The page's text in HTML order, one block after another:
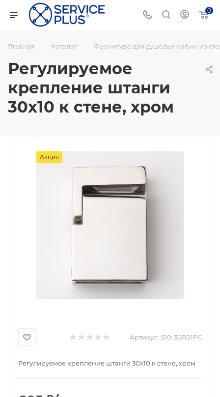
0
Главная — Каталог — Фурнитура для душевых кабин из
Регулируемое
крепление штанги
30х10 к стене, хром
Акция
Артикул: S10-30R01PC
Регулируемое крепление штанги 30х10 к стене, хром